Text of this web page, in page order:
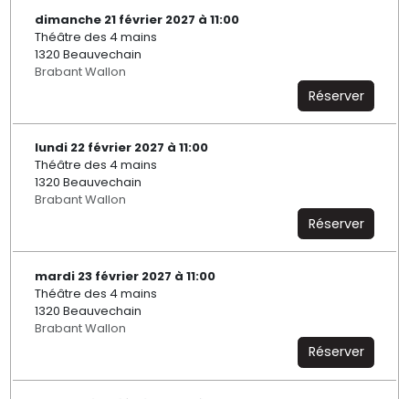
dimanche 21 février 2027 à 11:00
Théâtre des 4 mains
1320 Beauvechain
Brabant Wallon
Réserver
lundi 22 février 2027 à 11:00
Théâtre des 4 mains
1320 Beauvechain
Brabant Wallon
Réserver
mardi 23 février 2027 à 11:00
Théâtre des 4 mains
1320 Beauvechain
Brabant Wallon
Réserver